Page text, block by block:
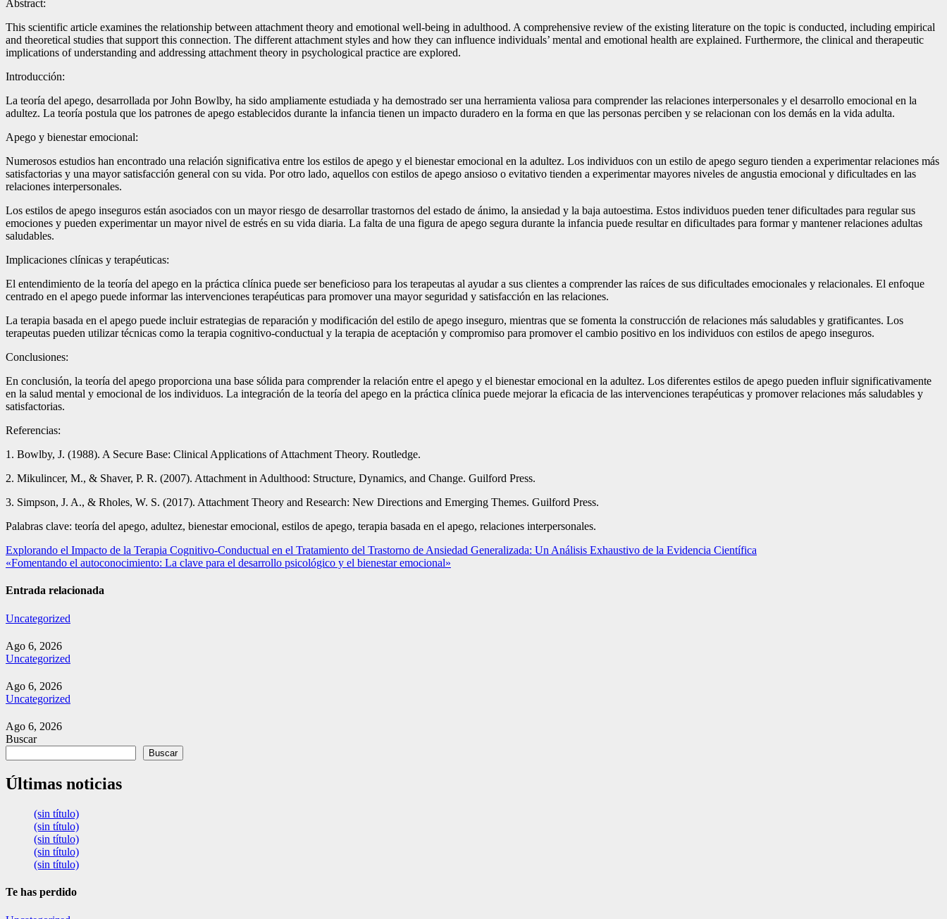
Abstract:
This scientific article examines the relationship between attachment theory and emotional well-being in adulthood. A comprehensive review of the existing literature on the topic is conducted, including empirical
and theoretical studies that support this connection. The different attachment styles and how they can influence individuals’ mental and emotional health are explained. Furthermore, the clinical and therapeutic
implications of understanding and addressing attachment theory in psychological practice are explored.
Introducción:
La teoría del apego, desarrollada por John Bowlby, ha sido ampliamente estudiada y ha demostrado ser una herramienta valiosa para comprender las relaciones interpersonales y el desarrollo emocional en la
adultez. La teoría postula que los patrones de apego establecidos durante la infancia tienen un impacto duradero en la forma en que las personas perciben y se relacionan con los demás en la vida adulta.
Apego y bienestar emocional:
Numerosos estudios han encontrado una relación significativa entre los estilos de apego y el bienestar emocional en la adultez. Los individuos con un estilo de apego seguro tienden a experimentar relaciones más
satisfactorias y una mayor satisfacción general con su vida. Por otro lado, aquellos con estilos de apego ansioso o evitativo tienden a experimentar mayores niveles de angustia emocional y dificultades en las
relaciones interpersonales.
Los estilos de apego inseguros están asociados con un mayor riesgo de desarrollar trastornos del estado de ánimo, la ansiedad y la baja autoestima. Estos individuos pueden tener dificultades para regular sus
emociones y pueden experimentar un mayor nivel de estrés en su vida diaria. La falta de una figura de apego segura durante la infancia puede resultar en dificultades para formar y mantener relaciones adultas
saludables.
Implicaciones clínicas y terapéuticas:
El entendimiento de la teoría del apego en la práctica clínica puede ser beneficioso para los terapeutas al ayudar a sus clientes a comprender las raíces de sus dificultades emocionales y relacionales. El enfoque
centrado en el apego puede informar las intervenciones terapéuticas para promover una mayor seguridad y satisfacción en las relaciones.
La terapia basada en el apego puede incluir estrategias de reparación y modificación del estilo de apego inseguro, mientras que se fomenta la construcción de relaciones más saludables y gratificantes. Los
terapeutas pueden utilizar técnicas como la terapia cognitivo-conductual y la terapia de aceptación y compromiso para promover el cambio positivo en los individuos con estilos de apego inseguros.
Conclusiones:
En conclusión, la teoría del apego proporciona una base sólida para comprender la relación entre el apego y el bienestar emocional en la adultez. Los diferentes estilos de apego pueden influir significativamente
en la salud mental y emocional de los individuos. La integración de la teoría del apego en la práctica clínica puede mejorar la eficacia de las intervenciones terapéuticas y promover relaciones más saludables y
satisfactorias.
Referencias:
1. Bowlby, J. (1988). A Secure Base: Clinical Applications of Attachment Theory. Routledge.
2. Mikulincer, M., & Shaver, P. R. (2007). Attachment in Adulthood: Structure, Dynamics, and Change. Guilford Press.
3. Simpson, J. A., & Rholes, W. S. (2017). Attachment Theory and Research: New Directions and Emerging Themes. Guilford Press.
Palabras clave: teoría del apego, adultez, bienestar emocional, estilos de apego, terapia basada en el apego, relaciones interpersonales.
Navegación
de
entradas
Explorando el Impacto de la Terapia Cognitivo-Conductual en el Tratamiento del Trastorno de Ansiedad Generalizada: Un Análisis Exhaustivo de la Evidencia Científica
«Fomentando el autoconocimiento: La clave para el desarrollo psicológico y el bienestar emocional»
Entrada relacionada
Uncategorized
Ago 6, 2026
Uncategorized
Ago 6, 2026
Uncategorized
Ago 6, 2026
Buscar
Buscar
Últimas noticias
(sin título)
(sin título)
(sin título)
(sin título)
(sin título)
Te has perdido